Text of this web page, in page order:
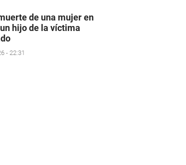
de una mujer en
hijo de la víctima
- 22:31